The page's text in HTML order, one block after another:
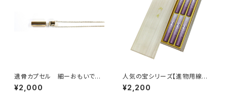
遺骨カプセル 細ーおもいでの
あかしーネックレスタイプ ペッ
ト仏具
¥2,000
人気の宝シリーズ【進物用線香】
ルビー宝＜煙量：極微煙＞消臭
効果あり お手頃価格 『御霊
¥2,200